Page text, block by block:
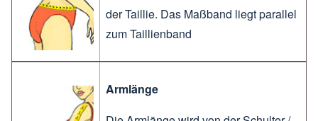
der Taillie. Das Maßband liegt parallel
zum Taillienband
Armlänge